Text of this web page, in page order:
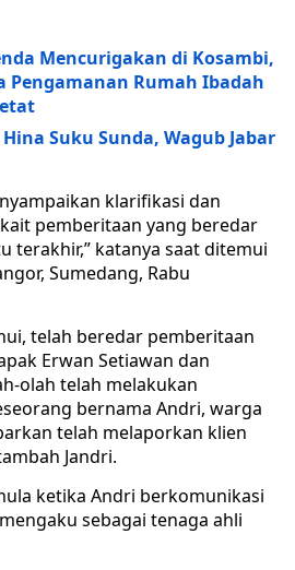
Mencurigakan di Kosambi,
Pengamanan Rumah Ibadah
Suku Sunda, Wagub Jabar
klarifikasi dan
pemberitaan yang beredar
terakhir,” katanya saat ditemui
Sumedang, Rabu
telah beredar pemberitaan
Erwan Setiawan dan
olah telah melakukan
bernama Andri, warga
telah melaporkan klien
Jandri.
ketika Andri berkomunikasi
sebagai tenaga ahli